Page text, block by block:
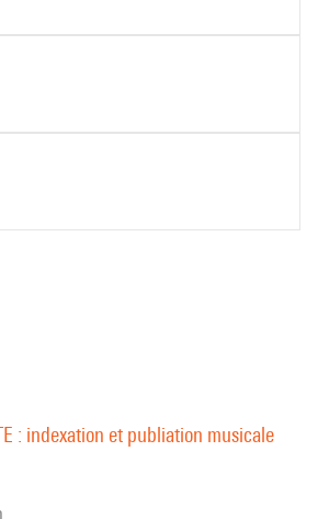
: indexation et publiation musicale